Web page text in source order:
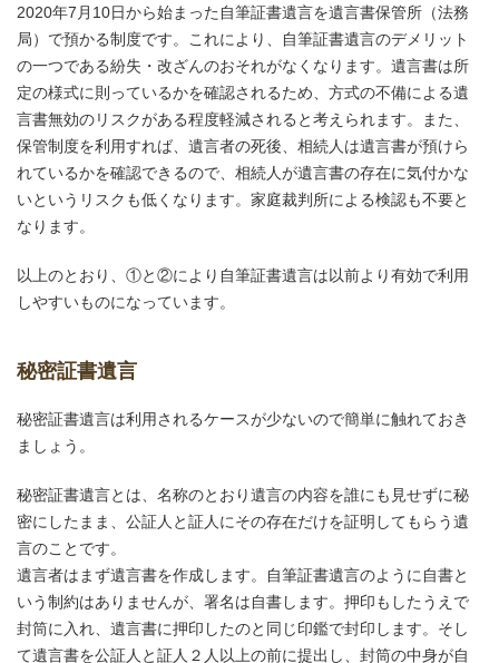
2020年7月10日から始まった自筆証書遺言を遺言書保管所（法務
局）で預かる制度です。これにより、自筆証書遺言のデメリット
の一つである紛失・改ざんのおそれがなくなります。遺言書は所
定の様式に則っているかを確認されるため、方式の不備による遺
言書無効のリスクがある程度軽減されると考えられます。また、
保管制度を利用すれば、遺言者の死後、相続人は遺言書が預けら
れているかを確認できるので、相続人が遺言書の存在に気付かな
いというリスクも低くなります。家庭裁判所による検認も不要と
なります。
以上のとおり、①と②により自筆証書遺言は以前より有効で利用
しやすいものになっています。
秘密証書遺言
秘密証書遺言は利用されるケースが少ないので簡単に触れておき
ましょう。
秘密証書遺言とは、名称のとおり遺言の内容を誰にも見せずに秘
密にしたまま、公証人と証人にその存在だけを証明してもらう遺
言のことです。
遺言者はまず遺言書を作成します。自筆証書遺言のように自書と
いう制約はありませんが、署名は自書します。押印もしたうえで
封筒に入れ、遺言書に押印したのと同じ印鑑で封印します。そし
て遺言書を公証人と証人２人以上の前に提出し、封筒の中身が自